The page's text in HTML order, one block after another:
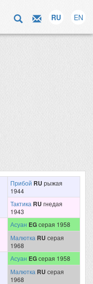
RU EN
Прибой RU рыжая
1944
Тактика RU гнедая
1943
Асуан EGсерая 1958
Малютка RU серая
1968
Асуан EGсерая 1958
Малютка RU серая
1968